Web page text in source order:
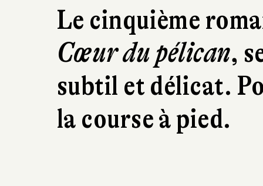
Le cinquième
Cœur du pélican,
subtil et délicat.
la course à pied.